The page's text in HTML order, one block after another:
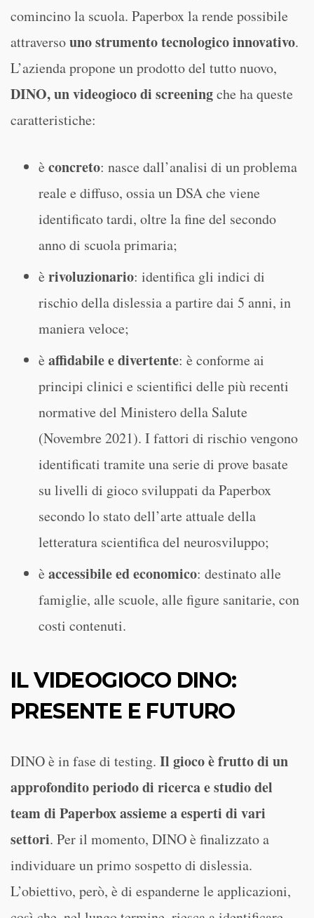
comincino la scuola. Paperbox la rende possibile
attraversouno strumento tecnologico innovativo.
L’azienda propone un prodotto del tutto nuovo,
DINO, un videogioco di screeningche ha queste
caratteristiche:
è concreto: nasce dall’analisi di un problema
reale e diffuso, ossia un DSA che viene
identificato tardi, oltre la fine del secondo
anno di scuola primaria;
è rivoluzionario: identifica gli indici di
rischio della dislessia a partire dai 5 anni, in
maniera veloce;
è affidabile e divertente: è conforme ai
principi clinici e scientifici delle più recenti
normative del Ministero della Salute
(Novembre 2021). I fattori di rischio vengono
identificati tramite una serie di prove basate
su livelli di gioco sviluppati da Paperbox
secondo lo stato dell’arte attuale della
letteratura scientifica del neurosviluppo;
è accessibile ed economico: destinato alle
famiglie, alle scuole, alle figure sanitarie, con
costi contenuti.
IL VIDEOGIOCO DINO:
PRESENTE E FUTURO
DINO è in fase di testing. Il gioco è frutto di un
approfondito periodo di ricerca e studio del
team di Paperbox assieme a esperti di vari
settori. Per il momento, DINO è finalizzato a
individuare un primo sospetto di dislessia.
L’obiettivo, però, è di espanderne le applicazioni,